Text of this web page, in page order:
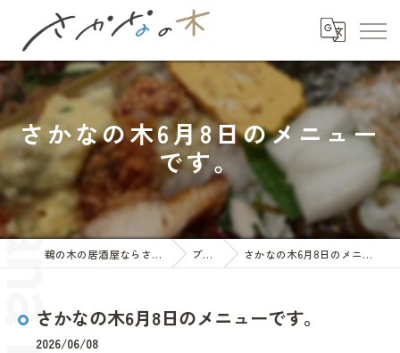
さかなの木6月8日のメニュー
です。
鵜の木の居酒屋ならさかなの木 ブログ さかなの木6月8日のメニューです。
さかなの木6月8日のメニューです。
2026/06/08